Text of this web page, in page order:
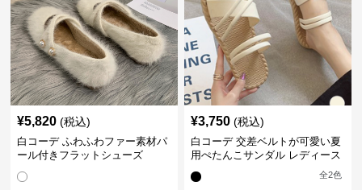
¥5,820 (税込)
白コーデ ふわふわファー素材パ
ール付きフラットシューズ
¥3,750 (税込)
白コーデ 交差ベルトが可愛い夏
用ぺたんこサンダル レディース
全2色